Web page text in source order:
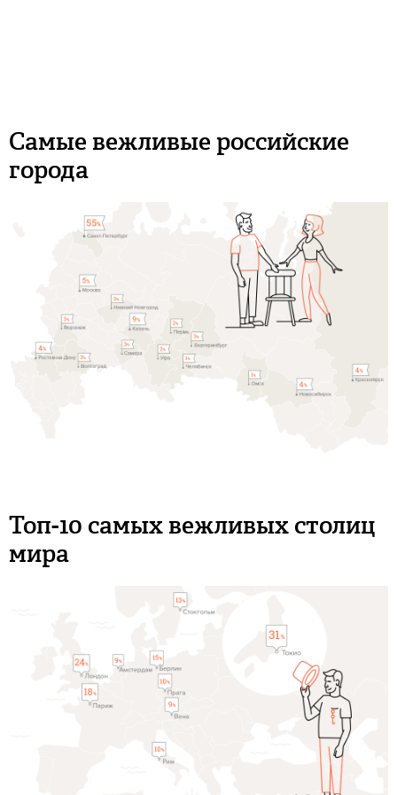
Самые вежливые российские
города
Топ­-10 самых вежливых столиц
мира